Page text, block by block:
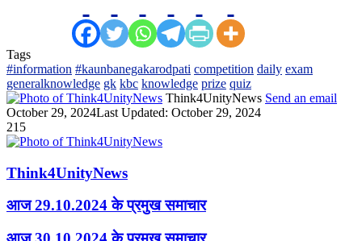
Tags
#information #kaunbanegakarodpati competition daily exam
generalknowledge gk kbc knowledge prize quiz
Think4UnityNews Send an email
October 29, 2024Last Updated: October 29, 2024
215
Think4UnityNews
आज 29.10.2024 के प्रमुख समाचार